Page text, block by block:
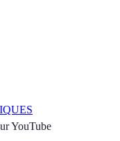
YouTube